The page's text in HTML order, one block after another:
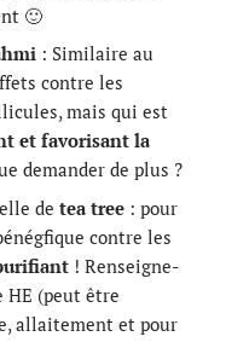
🙂
: Similaire au
contre les
mais qui est
et favorisant la
demander de plus ?
de tea tree : pour
contre les
! Renseigne-
HE (peut être
allaitement et pour